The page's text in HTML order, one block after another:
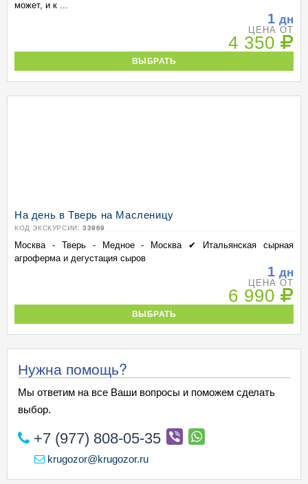
может, и к ...
1 дн
ЦЕНА ОТ
4 350
ВЫБРАТЬ
На день в Тверь на Масленицу
КОД ЭКСКУРСИИ: 33969
Москва - Тверь - Медное - Москва ✔ Итальянская сырная
агроферма и дегустация сыров
1 дн
ЦЕНА ОТ
6 990
ВЫБРАТЬ
Нужна помощь?
Мы ответим на все Ваши вопросы и поможем сделать
выбор.
+7 (977) 808-05-35
krugozor@krugozor.ru